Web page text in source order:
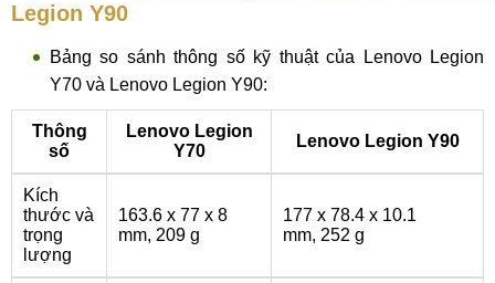
Legion Y90
Bảng so sánh thông số kỹ thuật của Lenovo Legion
Y70 và Lenovo Legion Y90:
Thông
số
Lenovo Legion
Y70
Lenovo Legion Y90
Kích
thước và
trọng
lượng
163.6 x 77 x 8
mm, 209 g
177 x 78.4 x 10.1
mm, 252 g